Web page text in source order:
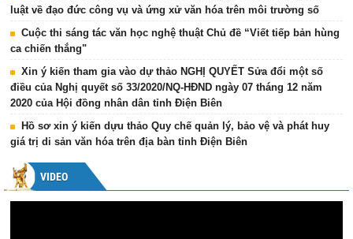
luật về đạo đức công vụ và ứng xử văn hóa trên môi trường số
Cuộc thi sáng tác văn học nghệ thuật Chủ đề “Viết tiếp bản hùng
ca chiến thắng"
Xin ý kiến tham gia vào dự thảo NGHỊ QUYẾT Sửa đổi một số
điều của Nghị quyết số 33/2020/NQ-HĐND ngày 07 tháng 12 năm
2020 của Hội đồng nhân dân tỉnh Điện Biên
Hồ sơ xin ý kiến dựu thảo Quy chế quản lý, bảo vệ và phát huy
giá trị di sản văn hóa trên địa bàn tỉnh Điện Biên
VIDEO